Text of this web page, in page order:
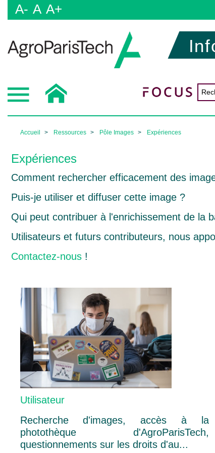
A- A A+
Accueil Ressources Pôle Images Expériences
Expériences
Comment rechercher efficacement des
Puis-je utiliser et diffuser cette image ?
Qui peut contribuer à l'enrichissement de la
Utilisateurs et futurs contributeurs, nous
Contactez-nous !
Utilisateur
Recherche d'images, accès à la
photothèque d'AgroParisTech,
questionnements sur les droits d'au...